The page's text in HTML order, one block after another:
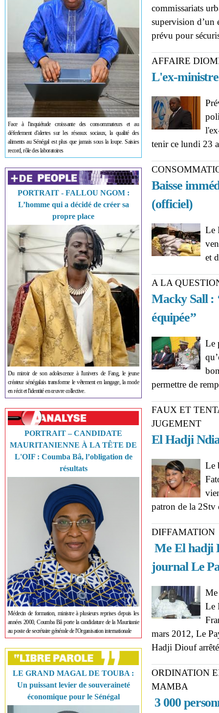
Face à l'inquiétude croissante des consommateurs et au
déferlement d'alertes sur les réseaux sociaux, la qualité des
aliments au Sénégal est plus que jamais sous la loupe. Saisies
record, rôle des laboratoires
PORTRAIT - FALLOU NGOM :
L’homme qui a décidé de créer sa
propre place
Du miroir de son adolescence à l'univers de Fang, le jeune
créateur sénégalais transforme le vêtement en langage, la mode
en récit et l'identité en œuvre collective.
PORTRAIT – CANDIDATE
MAURITANIENNE À LA TÊTE DE
L'OIF : Coumba Bâ, l’obligation de
résultats
Médecin de formation, ministre à plusieurs reprises depuis les
années 2000, Coumba Bâ porte la candidature de la Mauritanie
au poste de secrétaire générale de l'Organisation internationale
LE GRAND MAGAL DE TOUBA :
Un puissant levier de souveraineté
économique pour le Sénégal
commissariats
supervision d’un
prévu pour
AFFAIRE
L'ex-
tenir ce lundi 23
Baisse
(officiel)
Le
et
A LA
Macky Sall :
équipée’’
Le
permettre de
FAUX ET
JUGEMENT
El Hadji
Le
patron de la 2Stv
DIFFAMATION
Me El hadji
journal Le
Me
Le
mars 2012, Le
Hadji Diouf
ORDINATION
MAMBA
3 000